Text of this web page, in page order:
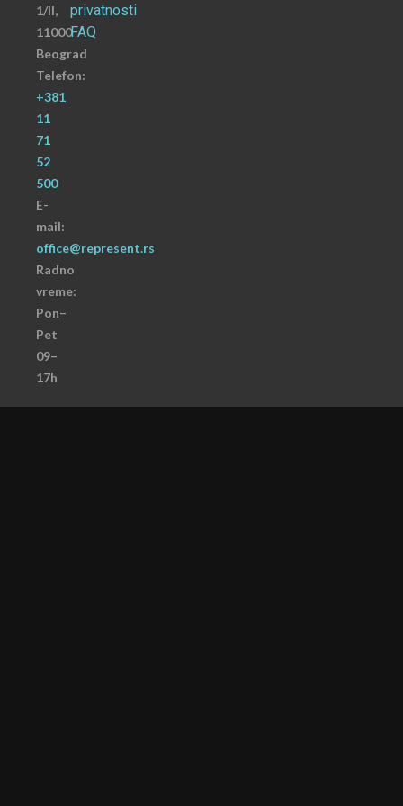
1/II,
11000
Beograd
Telefon:
+381
11
71
52
500
E-
mail:
office@represent.rs
Radno
vreme:
Pon–
Pet
09–
17h
privatnosti
FAQ